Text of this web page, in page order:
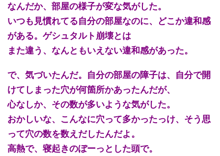
なんだか、部屋の様子が変な気がした。
いつも見慣れてる自分の部屋なのに、どこか違和感
がある。ゲシュタルト崩壊とは
また違う、なんともいえない違和感があった。
で、気づいたんだ。自分の部屋の障子は、自分で開
けてしまった穴が何箇所かあったんだが、
心なしか、その数が多いような気がした。
おかしいな、こんなに穴って多かったっけ、そう思
って穴の数を数えだしたんだよ。
高熱で、寝起きのぼーっとした頭で。